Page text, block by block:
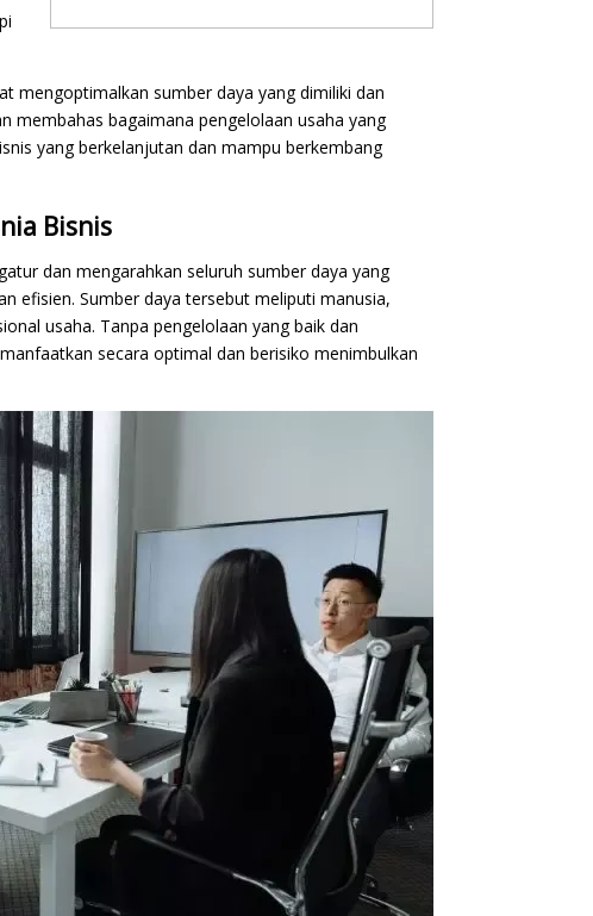
mengoptimalkan sumber daya yang dimiliki dan
membahas bagaimana pengelolaan usaha yang
yang berkelanjutan dan mampu berkembang
Bisnis
dan mengarahkan seluruh sumber daya yang
efisien. Sumber daya tersebut meliputi manusia,
usaha. Tanpa pengelolaan yang baik dan
secara optimal dan berisiko menimbulkan